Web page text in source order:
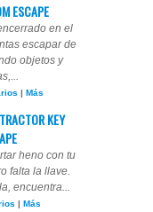
ESCAPE
en el
escapar de
objetos y
| Más
KEY
heno con tu
falta la llave.
encuentra...
| Más